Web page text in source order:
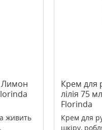
>Зволожуюча
Babor Hydro Filler
Купити
Лимон
живить
Крем для
лілія 75
Florinda
Крем для
шкіру,